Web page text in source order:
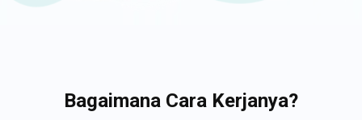
Bagaimana Cara Kerjanya?